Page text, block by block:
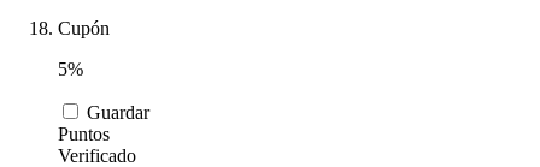
Cupón
5%
Guardar
Puntos
Verificado